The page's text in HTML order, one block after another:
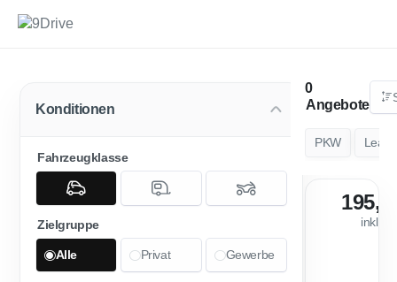
Konditionen
Fahrzeugklasse
Zielgruppe
Alle Privat Gewerbe
Angebote
PKW
inkl.